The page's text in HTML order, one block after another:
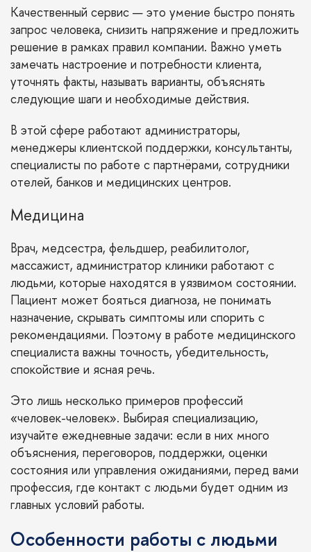
Качественный сервис — это умение быстро понять
запрос человека, снизить напряжение и предложить
решение в рамках правил компании. Важно уметь
замечать настроение и потребности клиента,
уточнять факты, называть варианты, объяснять
следующие шаги и необходимые действия.
В этой сфере работают администраторы,
менеджеры клиентской поддержки, консультанты,
специалисты по работе с партнёрами, сотрудники
отелей, банков и медицинских центров.
Медицина
Врач, медсестра, фельдшер, реабилитолог,
массажист, администратор клиники работают с
людьми, которые находятся в уязвимом состоянии.
Пациент может бояться диагноза, не понимать
назначение, скрывать симптомы или спорить с
рекомендациями. Поэтому в работе медицинского
специалиста важны точность, убедительность,
спокойствие и ясная речь.
Это лишь несколько примеров профессий
«человек-человек». Выбирая специализацию,
изучайте ежедневные задачи: если в них много
объяснения, переговоров, поддержки, оценки
состояния или управления ожиданиями, перед вами
профессия, где контакт с людьми будет одним из
главных условий работы.
Особенности работы с людьми